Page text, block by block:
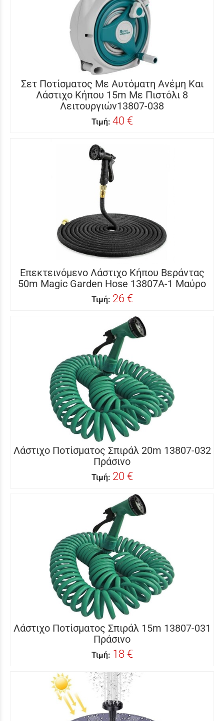
Σετ Ποτίσματος Με Αυτόματη Ανέμη Και
Λάστιχο Κήπου 15m Με Πιστόλι 8
Λειτουργιών13807-038
Τιμή: 40 €
Επεκτεινόμενο Λάστιχο Κήπου Βεράντας
50m Magic Garden Hose 13807A-1 Μαύρο
Τιμή: 26 €
Λάστιχο Ποτίσματος Σπιράλ 20m 13807-032
Πράσινο
Τιμή: 20 €
Λάστιχο Ποτίσματος Σπιράλ 15m 13807-031
Πράσινο
Τιμή: 18 €